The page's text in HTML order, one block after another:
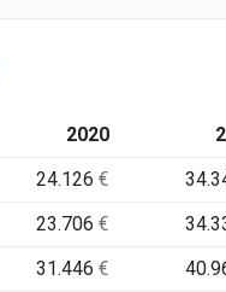
2020
24.126€
23.706€
31.446€